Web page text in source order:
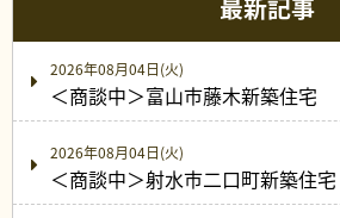
最新記事
2026年08月04日(火)
＜商談中＞富山市藤木新築住宅
2026年08月04日(火)
＜商談中＞射水市二口町新築住宅